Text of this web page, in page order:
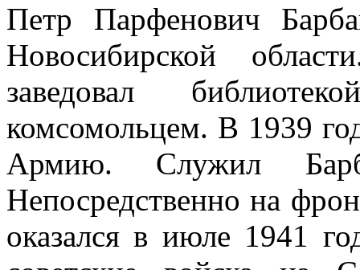
Петр Парфенович
Новосибирской
заведовал
комсомольцем. В 1939
Армию. Служил
Непосредственно на
оказался в июле 1941